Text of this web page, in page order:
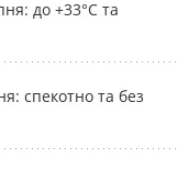
до +33°С та
спекотно та без